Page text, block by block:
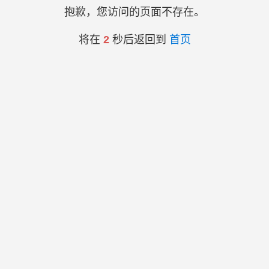
抱歉，您访问的页面不存在。
将在 2秒后返回到 首页